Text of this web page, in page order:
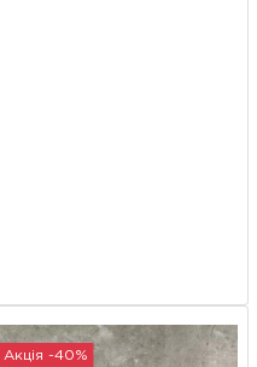
Акція -40%